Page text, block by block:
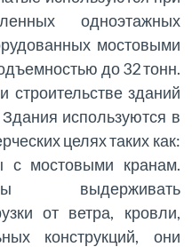
одноэтажных
мостовыми
до 32 тонн.
зданий
используются в
целях таких как:
с мостовыми кранам.
выдерживать
от ветра, кровли,
конструкций, они